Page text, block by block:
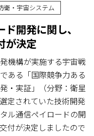
衛・宇宙システム
開発に関し、
が決定
機構が実施する宇宙戦
ある「国際競争力ある
・実証」（分野：衛星
定されていた技術開発
ル通信ペイロードの開
付が決定しましたので